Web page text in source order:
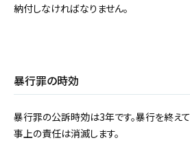
納付しなければなりません。
暴行罪の時効
暴行罪の公訴時効は3年です。暴行を終え
事上の責任は消滅します。